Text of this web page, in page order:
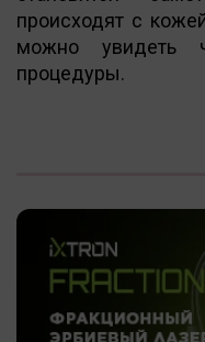
происходят с
можно увидеть
процедуры.